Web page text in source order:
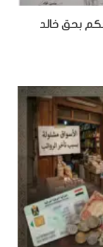
بحق خالد